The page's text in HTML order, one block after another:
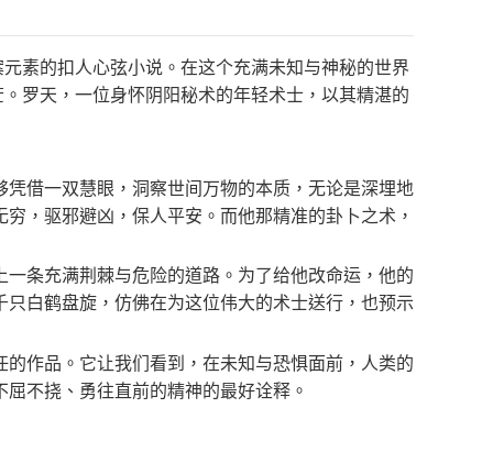
素的扣人心弦小说。在这个充满未知与神秘的世界
罗天，一位身怀阴阳秘术的年轻术士，以其精湛的
借一双慧眼，洞察世间万物的本质，无论是深埋地
，驱邪避凶，保人平安。而他那精准的卦卜之术，
条充满荆棘与危险的道路。为了给他改命运，他的
白鹤盘旋，仿佛在为这位伟大的术士送行，也预示
作品。它让我们看到，在未知与恐惧面前，人类的
不挠、勇往直前的精神的最好诠释。